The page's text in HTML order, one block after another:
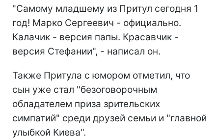
"Самому младшему из Притул сегодня 1
год! Марко Сергеевич - официально.
Калачик - версия папы. Красавчик -
версия Стефании", - написал он.
Также Притула с юмором отметил, что
сын уже стал "безоговорочным
обладателем приза зрительских
симпатий" среди друзей семьи и "главной
улыбкой Киева".